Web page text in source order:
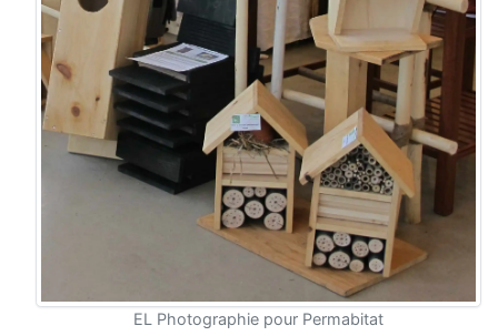
EL Photographie pour Permabitat